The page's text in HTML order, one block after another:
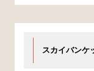
スカイバンケ